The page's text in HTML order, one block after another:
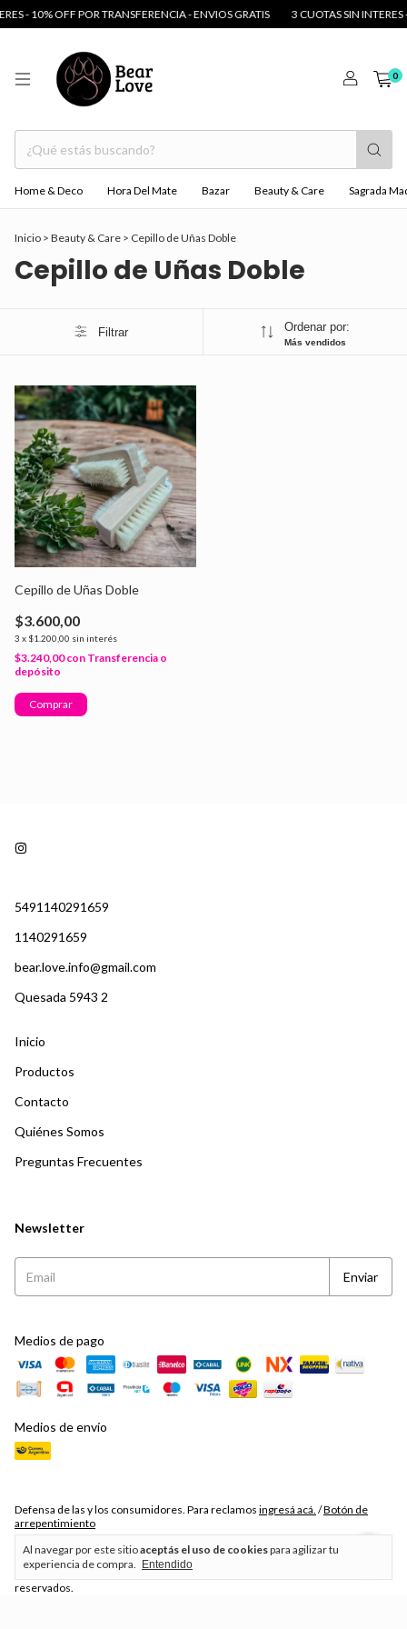
- 10% OFF POR TRANSFERENCIA - ENVIOS GRATIS 3 CUOTAS SIN
0
Home & Deco Hora Del Mate Bazar Beauty & Care Sagrada
Al navegar por este sitioaceptás el uso de cookiespara agilizar tu
experiencia de compra.
Entendido
Inicio > Beauty & Care > Cepillo de Uñas Doble
Cepillo de Uñas Doble
Filtrar Ordenar por:
Más vendidos
Cepillo de Uñas Doble
$3.600,00
3 x $1.200,00 sin interés
$3.240,00con Transferencia o
depósito
5491140291659
1140291659
bear.love.info@gmail.com
Quesada 5943 2
Inicio
Productos
Contacto
Quiénes Somos
Preguntas Frecuentes
Newsletter
Medios de pago
Medios de envío
Defensa de las y los consumidores. Para reclamos ingresá acá. /Botón de
arrepentimiento
Copyright The Bear Love - 20310755479 - 2026. Todos los derechos
reservados.